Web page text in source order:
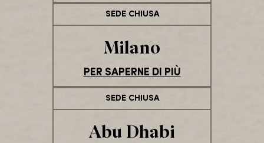
SEDE CHIUSA
Milano
PER SAPERNE DI PIÙ
SEDE CHIUSA
Abu Dhabi